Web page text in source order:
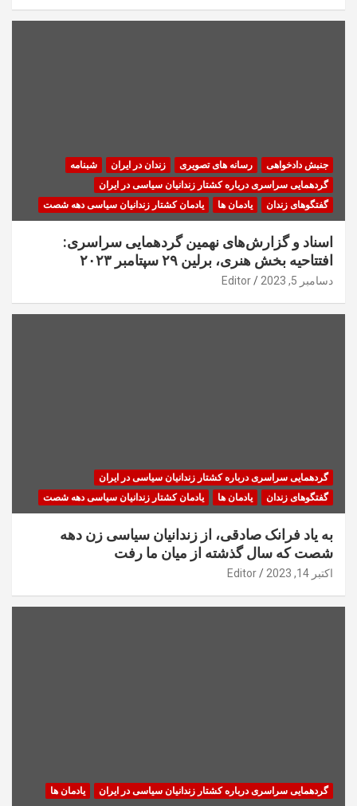
جنبش دادخواهی رسانه های تصویری زندان در ایران
شبنامه
گردهمایی سراسری درباره کشتار زندانیان سیاسی در ایران
گفتگوهای زندان
یادمان ها یادمان کشتار زندانیان سیاسی دهه شصت
اسناد و گزارش‌های نهمین گردهمایی سراسری:
افتتاحیه بخش هنری، برلین ۲۹ سپتامبر ۲۰۲۳
دسامبر 5, 2023 Editor
گردهمایی سراسری درباره کشتار زندانیان سیاسی در ایران
گفتگوهای زندان
یادمان ها یادمان کشتار زندانیان سیاسی دهه شصت
به یاد فرانک صادقی، از زندانیان سیاسی زن دهه
شصت که سال گذشته از میان ما رفت
اکتبر 14, 2023 Editor
گردهمایی سراسری درباره کشتار زندانیان سیاسی در ایران یادمان ها